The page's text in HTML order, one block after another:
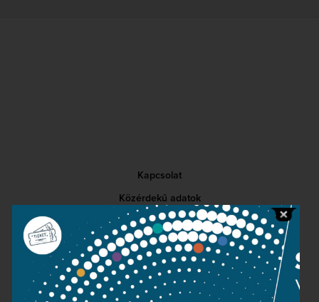
Kapcsolat
Közérdekű adatok
Sajtószoba
Adatvédelem
Impresszum